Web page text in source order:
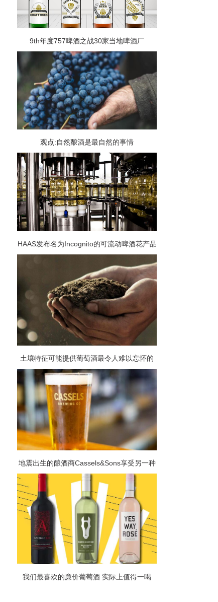
9th年度757啤酒之战30家当地啤酒厂
观点:自然酿酒是最自然的事情
HAAS发布名为Incognito的可流动啤酒花产品
旨在实现大口味和低产品损失和清理
土壤特征可能提供葡萄酒最令人难以忘怀的
音乐
地震出生的酿酒商Cassels&Sons享受另一种
全球认可的滋味
我们最喜欢的廉价葡萄酒 实际上值得一喝